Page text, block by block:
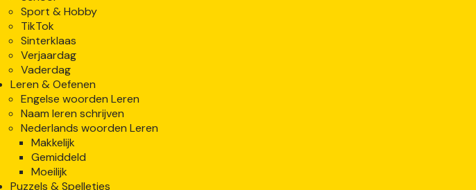
Sport & Hobby
TikTok
Sinterklaas
Verjaardag
Vaderdag
Leren & Oefenen
Engelse woorden Leren
Naam leren schrijven
Nederlands woorden Leren
Makkelijk
Gemiddeld
Moeilijk
Puzzels & Spelletjes